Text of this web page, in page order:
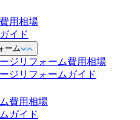
用相場
イド
ーム
ジリフォーム費用相場
ジリフォームガイド
費用相場
ガイド